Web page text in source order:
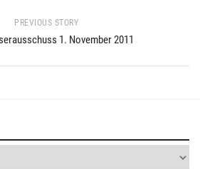
PREVIOUS STORY
1. November 2011